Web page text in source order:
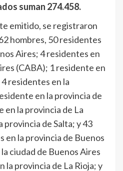
suman 274.458.
emitido, se registraron
hombres, 50 residentes
Aires; 4 residentes en
(CABA); 1 residente en
residentes en la
en la provincia de
en la provincia de La
provincia de Salta; y 43
en la provincia de Buenos
ciudad de Buenos Aires
la provincia de La Rioja; y